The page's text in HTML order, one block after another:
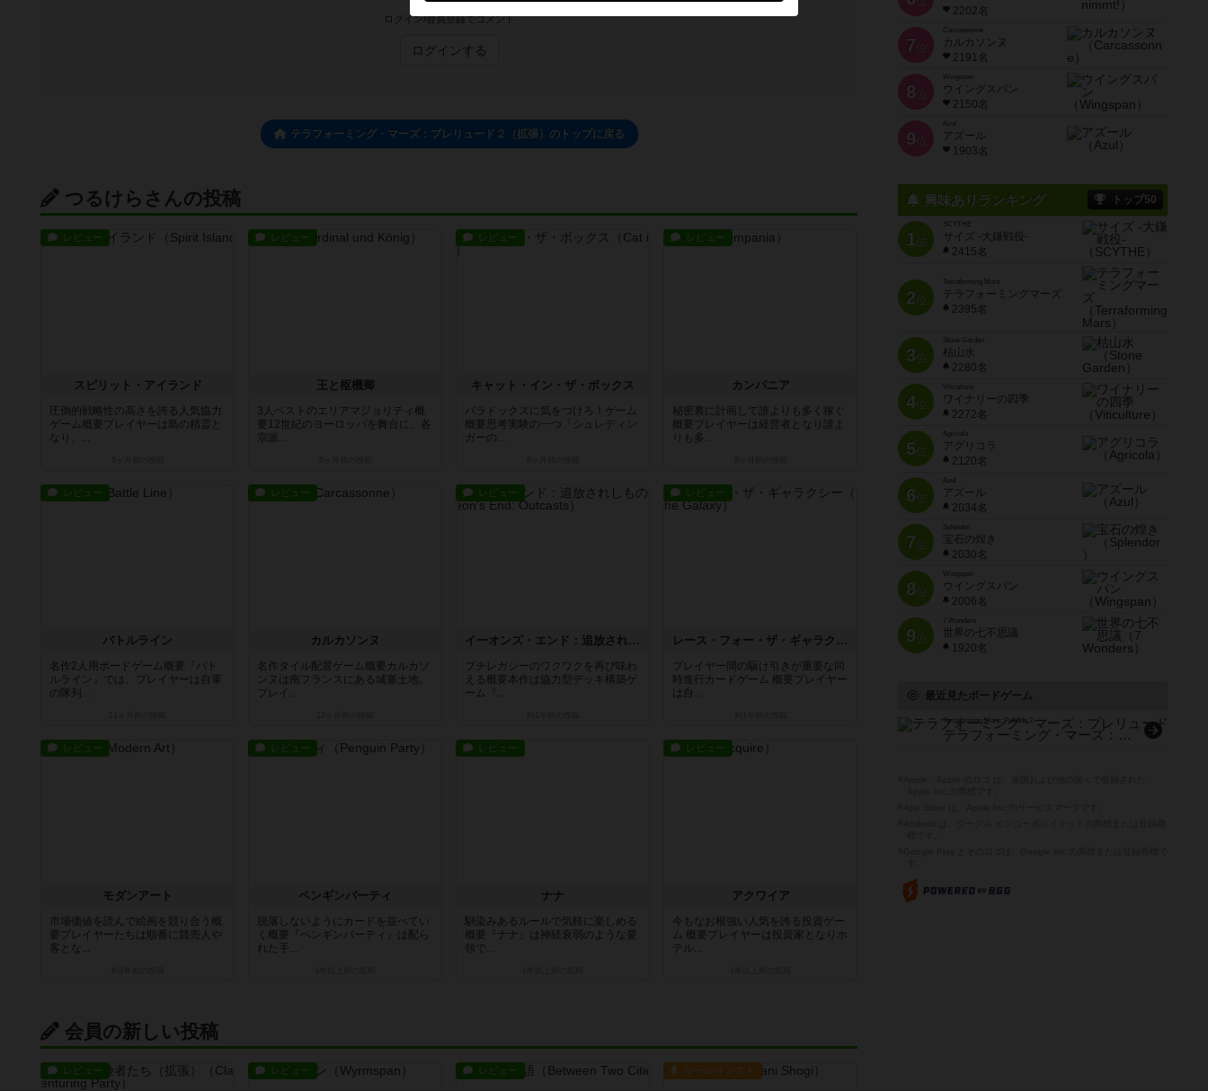
ログイン/会員登録でコメント
ログインする
テラフォーミング・マーズ：プレリュード２（拡張）のトップに戻る
つるけらさんの投稿
レビュー
スピリット・アイランド
圧倒的戦略性の高さを誇る人気協力
ゲーム概要プレイヤーは島の精霊と
なり、...
レビュー
王と枢機卿
3人ベストのエリアマジョリティ概
要12世紀のヨーロッパを舞台に、各
宗派...
レビュー
キャット・イン・ザ・ボックス
パラドックスに気をつけろ！ゲーム
概要思考実験の一つ「シュレディン
ガーの...
レビュー
カンパニア
秘密裏に計画して誰よりも多く稼ぐ
概要プレイヤーは経営者となり誰よ
りも多...
レビュー
バトルライン
名作2人用ボードゲーム概要『バト
ルライン』では、プレイヤーは自軍
の隊列...
レビュー
カルカソンヌ
名作タイル配置ゲーム概要カルカソ
ンヌは南フランスにある城塞土地。
プレイ...
レビュー
イーオンズ・エンド：追放されしもの
プチレガシーのワクワクを再び味わ
える概要本作は協力型デッキ構築ゲ
ーム『...
レビュー
レース・フォー・ザ・ギャラクシー
プレイヤー間の駆け引きが重要な同
時進行カードゲーム 概要プレイヤー
は自...
レビュー
モダンアート
市場価値を読んで絵画を競り合う概
要プレイヤーたちは順番に競売人や
客とな...
レビュー
ペンギンパーティ
脱落しないようにカードを並べてい
く概要『ペンギンパーティ』は配ら
れた手...
レビュー
ナナ
馴染みあるルールで気軽に楽しめる
概要『ナナ』は神経衰弱のような要
領で...
レビュー
アクワイア
今もなお根強い人気を誇る投資ゲー
ム 概要プレイヤーは投資家となりホ
テル...
会員の新しい投稿
レビュー レビュー レビュー ルール/インスト
2202名
7 位
Carcassonne
カルカソンヌ
2191名
8 位
Wingspan
ウイングスパン
2150名
9 位
Azul
アズール
1903名
興味ありランキング トップ50
1位
SCYTHE
サイズ -大鎌戦役-
2415名
2位
Terraforming Mars
テラフォーミングマーズ
2395名
3位
Stone Garden
枯山水
2280名
4位
Viticulture
ワイナリーの四季
2272名
5位
Agricola
アグリコラ
2120名
6位
Azul
アズール
2034名
7位
宝石の煌き
2030名
8位
Wingspan
ウイングスパン
2006名
9位
7 Wonders
世界の七不思議
1920名
最近見たボードゲーム
Terraforming Mars: Prelude 2
テラフォーミング・マーズ：プレリュード２（拡張）